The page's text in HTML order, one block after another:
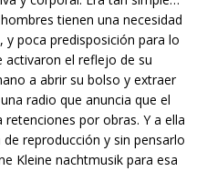
tienen una necesidad
poca predisposición para lo
activaron el reflejo de su
a abrir su bolso y extraer
radio que anuncia que el
por obras. Y a ella
reproducción y sin pensarlo
Kleine nachtmusik para esa